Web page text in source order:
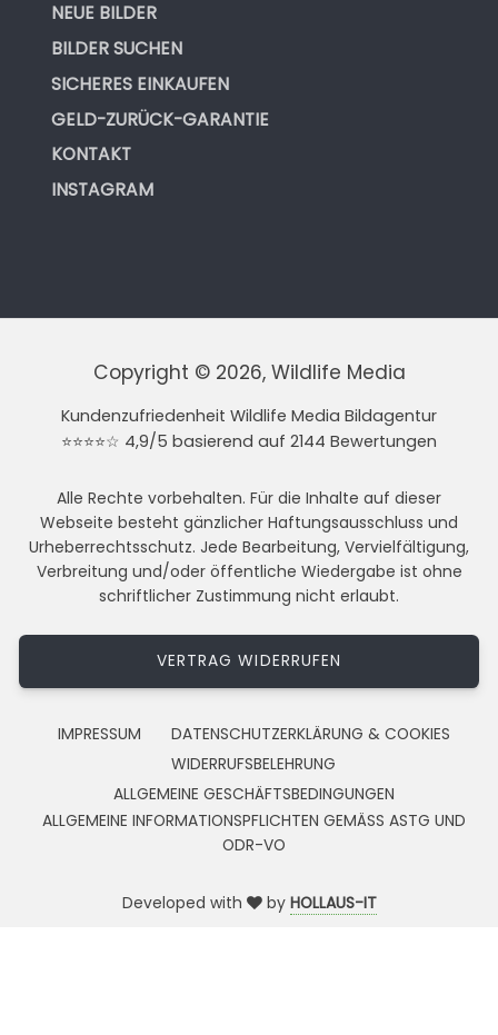
NEUE BILDER
BILDER SUCHEN
SICHERES EINKAUFEN
GELD-ZURÜCK-GARANTIE
KONTAKT
INSTAGRAM
Copyright © 2026, Wildlife Media
Kundenzufriedenheit Wildlife Media Bildagentur
⭐⭐⭐⭐☆ 4,9/5 basierend auf 2144 Bewertungen
Alle Rechte vorbehalten. Für die Inhalte auf dieser
Webseite besteht gänzlicher Haftungsausschluss und
Urheberrechtsschutz. Jede Bearbeitung, Vervielfältigung,
Verbreitung und/oder öffentliche Wiedergabe ist ohne
schriftlicher Zustimmung nicht erlaubt.
VERTRAG WIDERRUFEN
IMPRESSUM
DATENSCHUTZERKLÄRUNG & COOKIES
WIDERRUFSBELEHRUNG
ALLGEMEINE GESCHÄFTSBEDINGUNGEN
ALLGEMEINE INFORMATIONSPFLICHTEN GEMÄSS ASTG UND
ODR-VO
Developed with by HOLLAUS-IT